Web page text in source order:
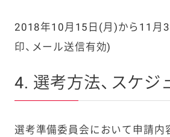
2018年10月15日(月)から11月
印、メール送信有効)
4. 選考方法、スケジ
選考準備委員会において申請内